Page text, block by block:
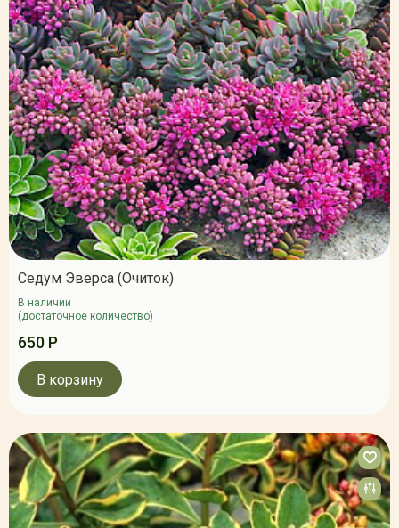
Седум Эверса (Очиток)
В наличии
(достаточное количество)
650 Р
В корзину